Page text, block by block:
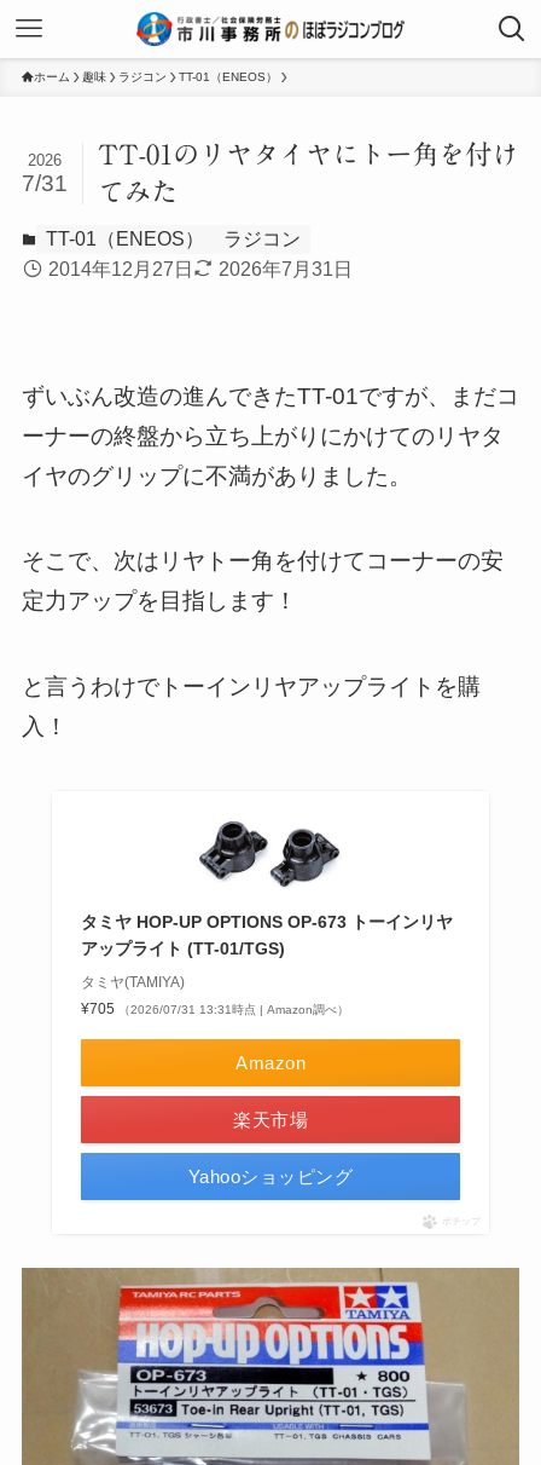
ホーム 趣味 ラジコン TT-01（ENEOS）
TT-01のリヤタイヤにトー角を付け
てみた
2026
7/31
TT-01（ENEOS）
ラジコン
2014年12月27日
2026年7月31日
ずいぶん改造の進んできたTT-01ですが、まだコ
ーナーの終盤から立ち上がりにかけてのリヤタ
イヤのグリップに不満がありました。
そこで、次はリヤトー角を付けてコーナーの安
定力アップを目指します！
と言うわけでトーインリヤアップライトを購
入！
タミヤ HOP-UP OPTIONS OP-673 トーインリヤ
アップライト (TT-01/TGS)
タミヤ(TAMIYA)
¥705
（2026/07/31 13:31時点 | Amazon調べ）
Amazon
楽天市場
Yahooショッピング
ポチップ